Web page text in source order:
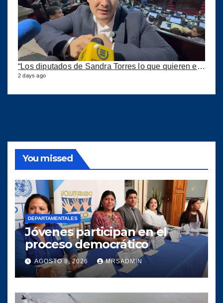
2 days ago
You missed
DEPARTAMENTALES
Jóvenes participan en el
proceso democrático
AGOSTO 8, 2026 MRSADMIN